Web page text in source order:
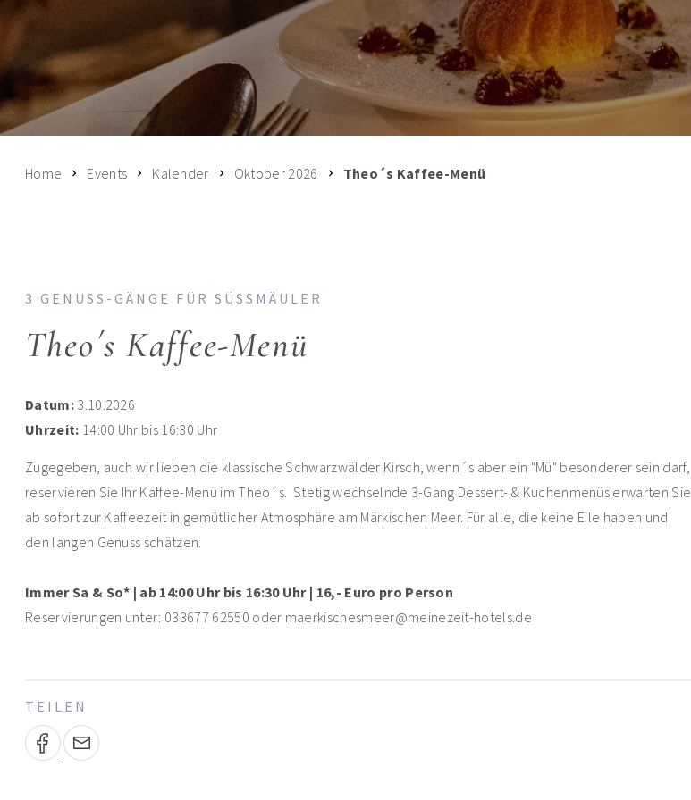
Home Events Kalender Oktober 2026 Theo´s Kaffee-Menü
3 GENUSS-GÄNGE FÜR SÜSSMÄULER
Theo´s Kaffee-Menü
Datum: 3.10.2026
Uhrzeit: 14:00 Uhr bis 16:30 Uhr
Zugegeben, auch wir lieben die klassische Schwarzwälder Kirsch, wenn´s aber ein "Mü" besonderer sein darf,
reservieren Sie Ihr Kaffee-Menü im Theo´s. Stetig wechselnde 3-Gang Dessert- & Kuchenmenüs erwarten Sie
ab sofort zur Kaffeezeit in gemütlicher Atmosphäre am Märkischen Meer. Für alle, die keine Eile haben und
den langen Genuss schätzen.
Immer Sa & So* | ab 14:00 Uhr bis 16:30 Uhr | 16,- Euro pro Person
Reservierungen unter: 033677 62550 oder maerkischesmeer@meinezeit-hotels.de
TEILEN